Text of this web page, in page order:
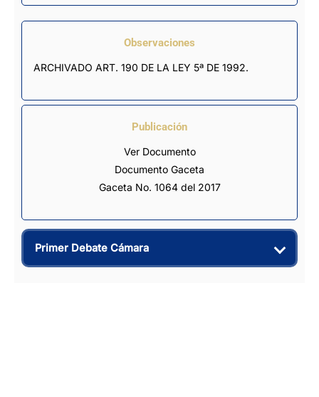
Observaciones
ARCHIVADO ART. 190 DE LA LEY 5ª DE 1992.
Publicación
Ver Documento
Documento Gaceta
Gaceta No. 1064 del 2017
Primer Debate Cámara